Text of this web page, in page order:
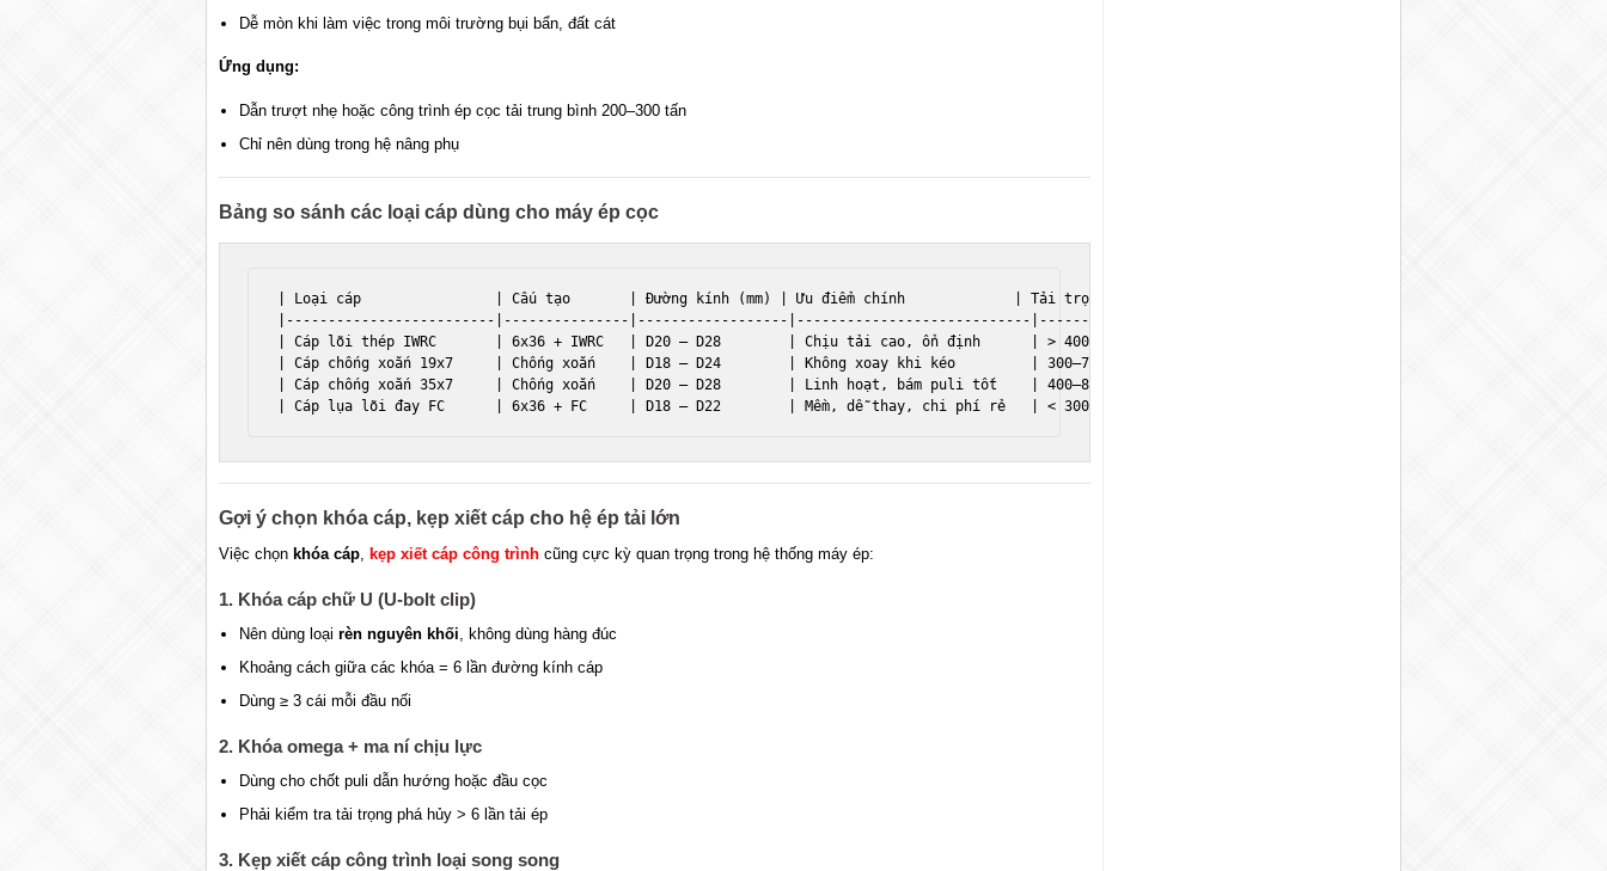
Dễ mòn khi làm việc trong môi trường bụi bẩn, đất cát
Ứng dụng:
Dẫn trượt nhẹ hoặc công trình ép cọc tải trung bình 200–300 tấn
Chỉ nên dùng trong hệ nâng phụ
Bảng so sánh các loại cáp dùng cho máy ép cọc
| Loại cáp                | Cấu tạo       | Đường kính (mm) | Ưu điểm chính             | Tải trọng phù hợp |
|-------------------------|---------------|------------------|----------------------------|-------------------|
| Cáp lõi thép IWRC       | 6x36 + IWRC   | D20 – D28        | Chịu tải cao, ổn định      | > 400 tấn         |
| Cáp chống xoắn 19x7     | Chống xoắn    | D18 – D24        | Không xoay khi kéo         | 300–700 tấn       |
| Cáp chống xoắn 35x7     | Chống xoắn    | D20 – D28        | Linh hoạt, bám puli tốt    | 400–800 tấn       |
Gợi ý chọn khóa cáp, kẹp xiết cáp cho hệ ép tải lớn
Việc chọn khóa cáp, kẹp xiết cáp công trình cũng cực kỳ quan trọng trong hệ thống máy ép:
1. Khóa cáp chữ U (U-bolt clip)
Nên dùng loại rèn nguyên khối, không dùng hàng đúc
Khoảng cách giữa các khóa = 6 lần đường kính cáp
Dùng ≥ 3 cái mỗi đầu nối
2. Khóa omega + ma ní chịu lực
Dùng cho chốt puli dẫn hướng hoặc đầu cọc
Phải kiểm tra tải trọng phá hủy > 6 lần tải ép
3. Kẹp xiết cáp công trình loại song song